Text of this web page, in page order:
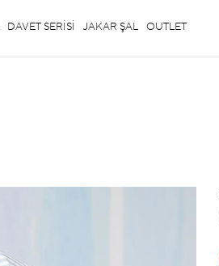
DAVET SERİSİ JAKAR ŞAL OUTLET